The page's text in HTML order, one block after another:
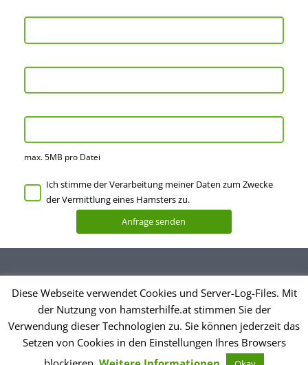
max. 5MB pro Datei
Ich stimme der Verarbeitung meiner Daten zum Zwecke
der Vermittlung eines Hamsters zu.
Impressum
© Hamsterhilfe Österreich
Diese Webseite verwendet Cookies und Server-Log-Files. Mit
der Nutzung von hamsterhilfe.at stimmen Sie der
Verwendung dieser Technologien zu. Sie können jederzeit das
Setzen von Cookies in den Einstellungen Ihres Browsers